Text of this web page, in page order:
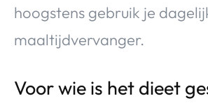
hoogstens gebruik je
maaltijdvervanger.
Voor wie is het dieet